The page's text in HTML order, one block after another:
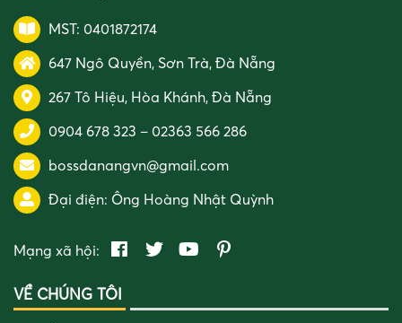
MST: 0401872174
647 Ngô Quyền, Sơn Trà, Đà Nẵng
267 Tô Hiệu, Hòa Khánh, Đà Nẵng
0904 678 323 – 02363 566 286
bossdanangvn@gmail.com
Đại điện: Ông Hoàng Nhật Quỳnh
Mạng xã hội:
VỀ CHÚNG TÔI